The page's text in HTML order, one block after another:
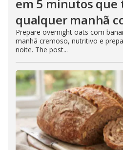
em 5 minutos que
qualquer manhã
Prepare overnight oats com
manhã cremoso, nutritivo e
noite. The post...